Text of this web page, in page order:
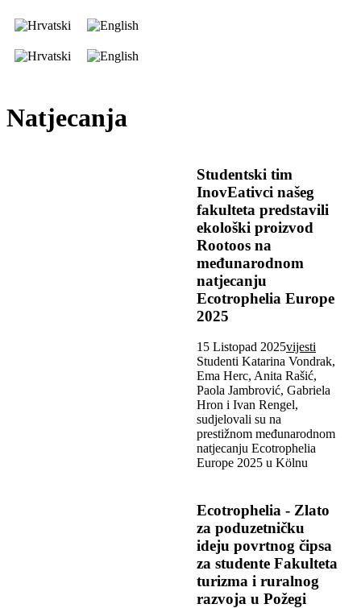
Natjecanja
Studentski tim
InovEativci našeg
fakulteta predstavili
ekološki proizvod
Rootoos na
međunarodnom
natjecanju
Ecotrophelia Europe
2025
15 Listopad 2025vijesti
Studenti Katarina Vondrak,
Ema Herc, Anita Rašić,
Paola Jambrović, Gabriela
Hron i Ivan Rengel,
sudjelovali su na
prestižnom međunarodnom
natjecanju Ecotrophelia
Europe 2025 u Kölnu
Ecotrophelia - Zlato
za poduzetničku
ideju povrtnog čipsa
za studente Fakulteta
turizma i ruralnog
razvoja u Požegi